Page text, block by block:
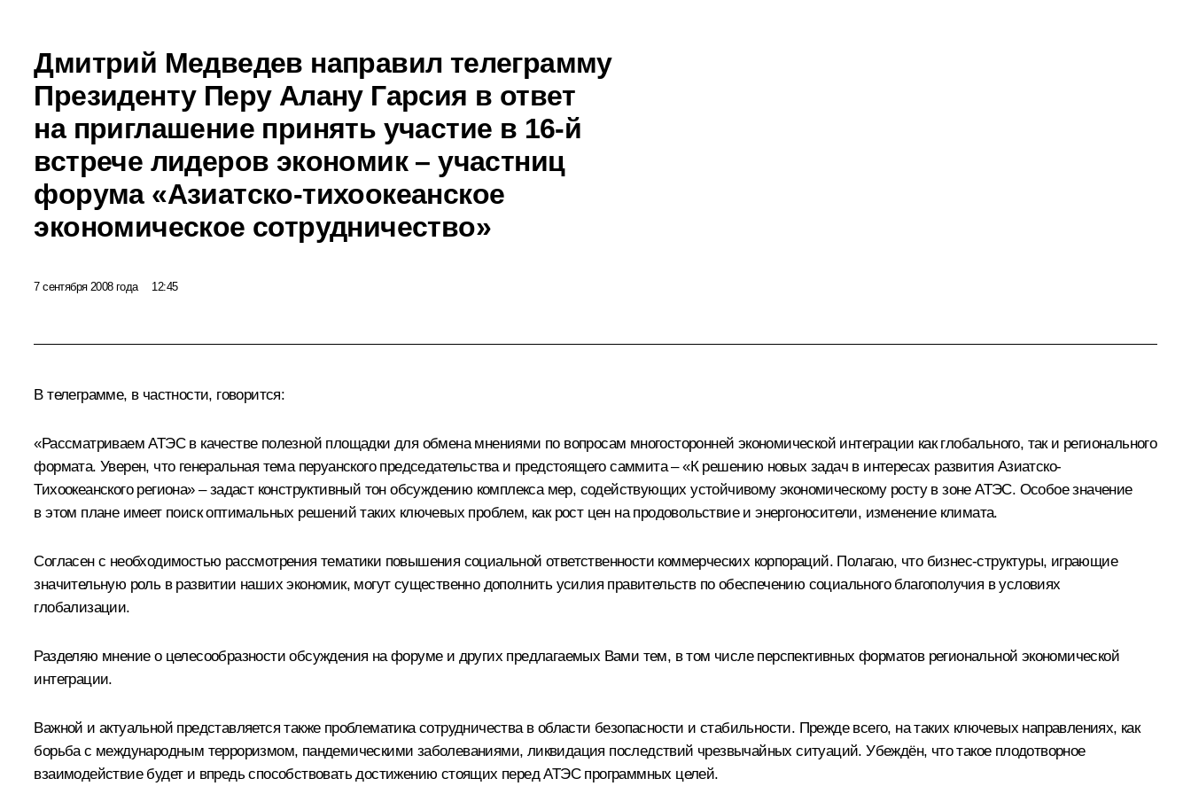
Дмитрий Медведев направил телеграмму
Президенту Перу Алану Гарсия в ответ
на приглашение принять участие в 16-й
встрече лидеров экономик – участниц
форума «Азиатско-тихоокеанское
экономическое сотрудничество»
7 сентября 2008 года 12:45
В телеграмме, в частности, говорится:
«Рассматриваем АТЭС в качестве полезной площадки для обмена мнениями по вопросам многосторонней экономической интеграции как глобального, так и регионального
формата. Уверен, что генеральная тема перуанского председательства и предстоящего саммита – «К решению новых задач в интересах развития Азиатско-
Тихоокеанского региона» – задаст конструктивный тон обсуждению комплекса мер, содействующих устойчивому экономическому росту в зоне АТЭС. Особое значение
в этом плане имеет поиск оптимальных решений таких ключевых проблем, как рост цен на продовольствие и энергоносители, изменение климата.
Согласен с необходимостью рассмотрения тематики повышения социальной ответственности коммерческих корпораций. Полагаю, что бизнес-структуры, играющие
значительную роль в развитии наших экономик, могут существенно дополнить усилия правительств по обеспечению социального благополучия в условиях
глобализации.
Разделяю мнение о целесообразности обсуждения на форуме и других предлагаемых Вами тем, в том числе перспективных форматов региональной экономической
интеграции.
Важной и актуальной представляется также проблематика сотрудничества в области безопасности и стабильности. Прежде всего, на таких ключевых направлениях, как
борьба с международным терроризмом, пандемическими заболеваниями, ликвидация последствий чрезвычайных ситуаций. Убеждён, что такое плодотворное
взаимодействие будет и впредь способствовать достижению стоящих перед АТЭС программных целей.